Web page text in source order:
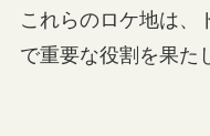
これらのロケ地は、
で重要な役割を果た